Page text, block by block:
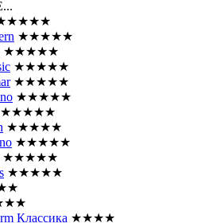
★★★★★
★★★★★
★★★★★
★★★★★
★★★★★
★★★★★
★★★★★
★★★★★
★★★★★
★★★★★
Классика ★★★★